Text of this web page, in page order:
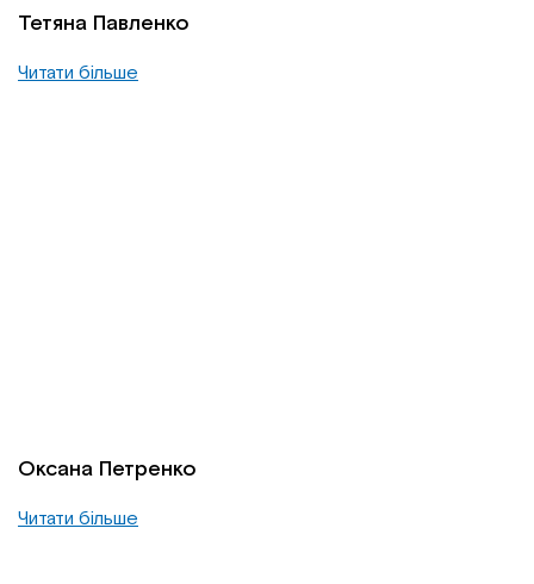
Тетяна Павленко
Читати більше
Оксана Петренко
Читати більше